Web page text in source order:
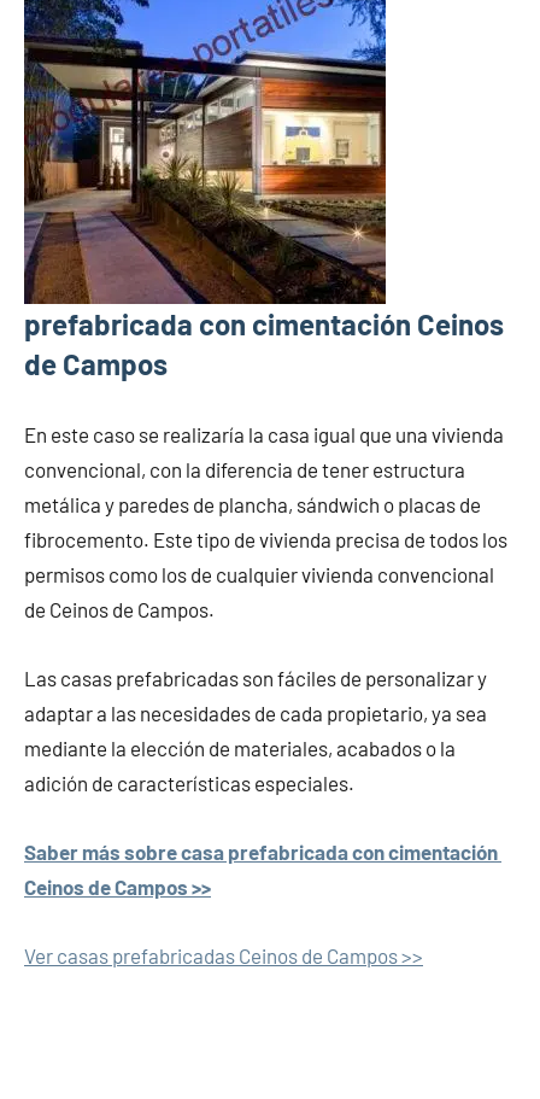
prefabricada con cimentación Ceinos
de Campos
En este caso se realizaría la casa igual que una vivienda
convencional, con la diferencia de tener estructura
metálica y paredes de plancha, sándwich o placas de
fibrocemento. Este tipo de vivienda precisa de todos los
permisos como los de cualquier vivienda convencional
de Ceinos de Campos.
Las casas prefabricadas son fáciles de personalizar y
adaptar a las necesidades de cada propietario, ya sea
mediante la elección de materiales, acabados o la
adición de características especiales.
Saber más sobre casa prefabricada con cimentación
Ceinos de Campos >>
Ver casas prefabricadas Ceinos de Campos >>